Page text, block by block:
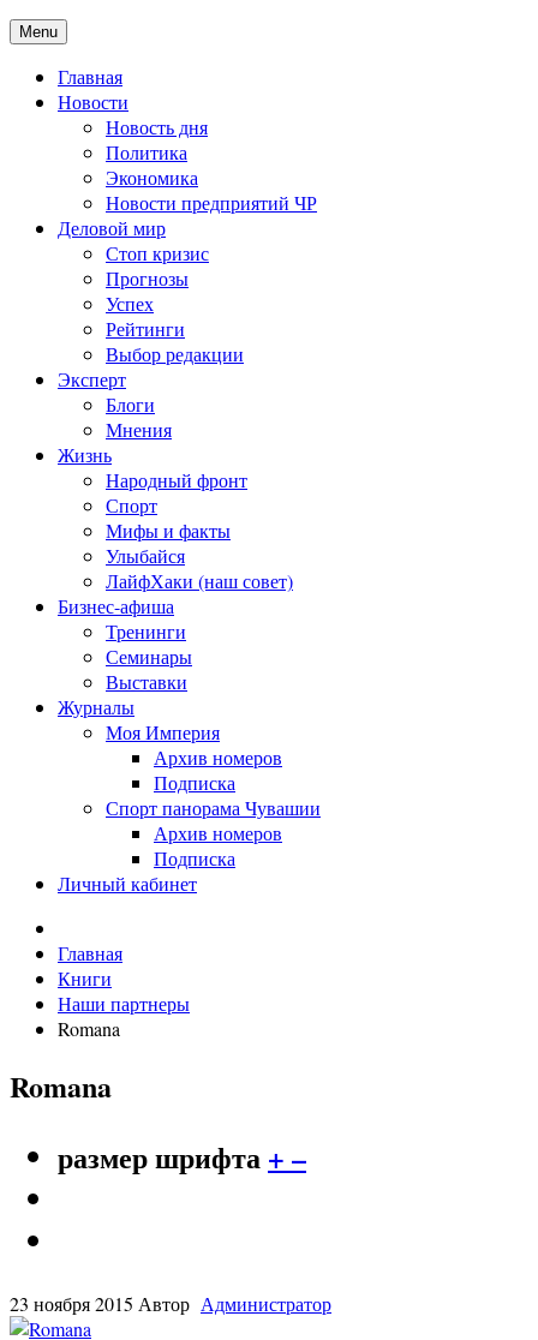
Menu
Главная
Новости
Новость дня
Политика
Экономика
Новости предприятий ЧР
Деловой мир
Стоп кризис
Прогнозы
Успех
Рейтинги
Выбор редакции
Эксперт
Блоги
Мнения
Жизнь
Народный фронт
Спорт
Мифы и факты
Улыбайся
ЛайфХаки (наш совет)
Бизнес-афиша
Тренинги
Семинары
Выставки
Журналы
Моя Империя
Архив номеров
Подписка
Спорт панорама Чувашии
Архив номеров
Подписка
Личный кабинет
Главная
Книги
Наши партнеры
Romana
Romana
размер шрифта + –
23 ноября 2015 Автор Администратор